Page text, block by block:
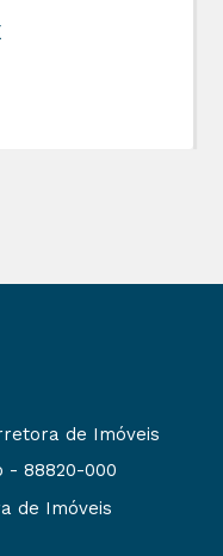
- 88820-000